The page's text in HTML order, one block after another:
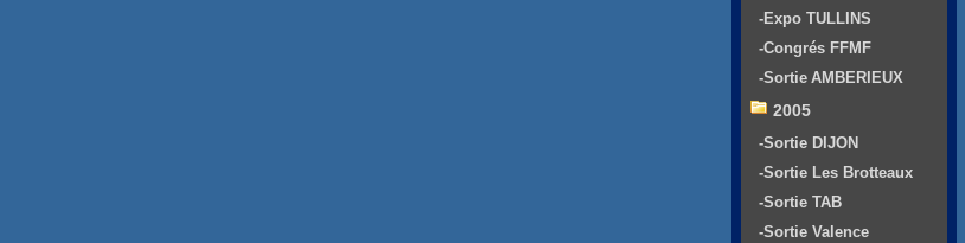
-Expo TULLINS
-Congrés FFMF
-Sortie AMBERIEUX
2005
-Sortie DIJON
-Sortie Les Brotteaux
-Sortie TAB
-Sortie Valence